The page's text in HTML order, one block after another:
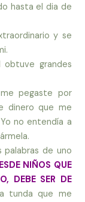
hasta el dia de
y se
obtuve grandes
me pegaste por
dinero que me
no entendía a
palabras de uno
NIÑOS QUE
DEBE SER DE
tunda que me